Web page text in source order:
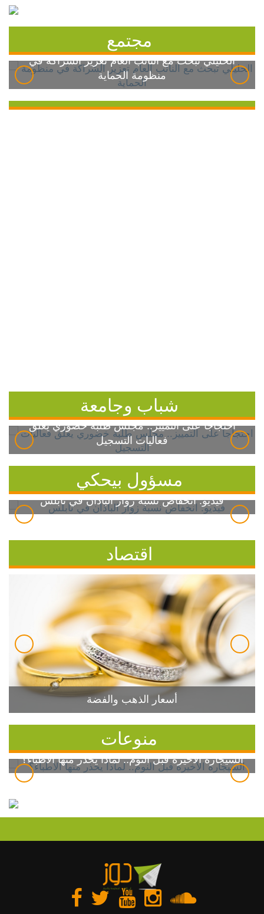
مجتمع
الخليلي تبحث مع النائب العام تعزيز الشراكة في
منظومة الحماية
شباب وجامعة
احتجاجاً على التمييز.. مجلس طلبة خضوري يعلق
فعاليات التسجيل
مسؤول بيحكي
فيديو: انخفاض نسبة زوار الباذان في نابلس
اقتصاد
أسعار الذهب والفضة
منوعات
السيجارة الأخيرة قبل النوم.. لماذا يحذر منها الأطباء؟